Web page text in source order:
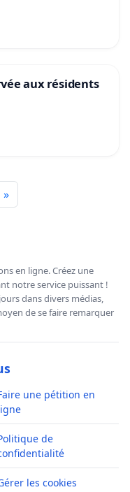
aux résidents
»
en ligne. Créez une
notre service puissant !
dans divers médias,
de se faire remarquer
une pétition en
de
les cookies